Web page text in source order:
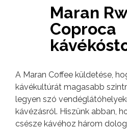
Maran
Coproca
A Maran Coffee küldetése,
kávékultúrát magasabb
legyen szó
kávézásról. Hiszünk abban,
csésze kávéhoz három